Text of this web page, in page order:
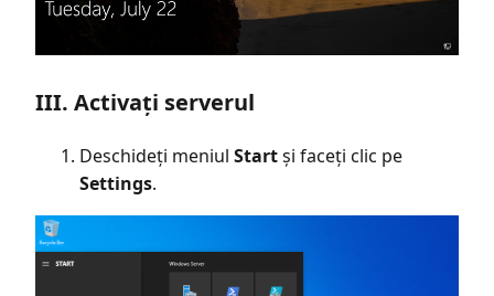
III. Activați serverul
Deschideți meniul Startși faceți clic pe
Settings.